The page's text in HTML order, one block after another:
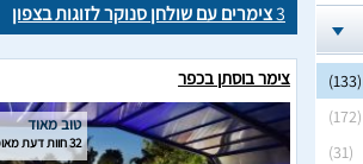
(133)
(172)
(31)
3צימרים עם שולחן סנוקר לזוגות בצפון
צימר בוסתן בכפר
טוב מאוד
32 חוות דעת מאומתות